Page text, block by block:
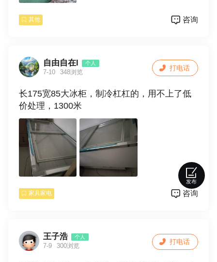
其他 咨询
自由自在l 个人
7-10 348浏览
长175宽85大冰柜，制冷杠杠的，用不上了低
价处理，1300米
打电话
家具家电 咨询
王子浩 个人
7-9 300浏览
打电话
发布